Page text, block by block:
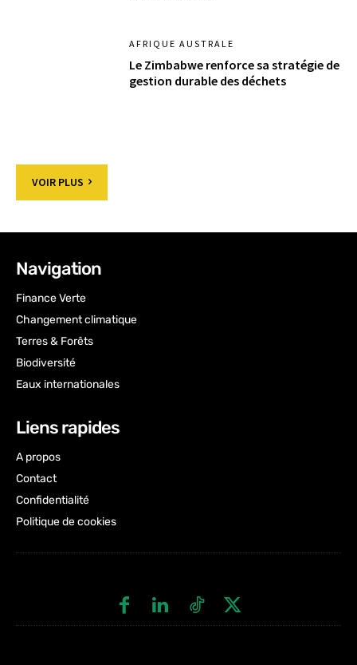
AFRIQUE AUSTRALE
Le Zimbabwe renforce sa stratégie de
gestion durable des déchets​
VOIR PLUS
Navigation
Finance Verte
Changement climatique
Terres & Forêts
Biodiversité
Eaux internationales
Liens rapides
A propos
Contact
Confidentialité
Politique de cookies